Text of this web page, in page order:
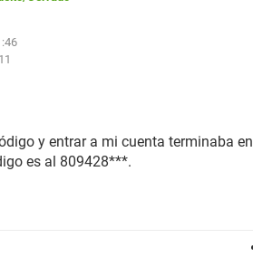
y entrar a mi cuenta terminaba en
es al 809428***.